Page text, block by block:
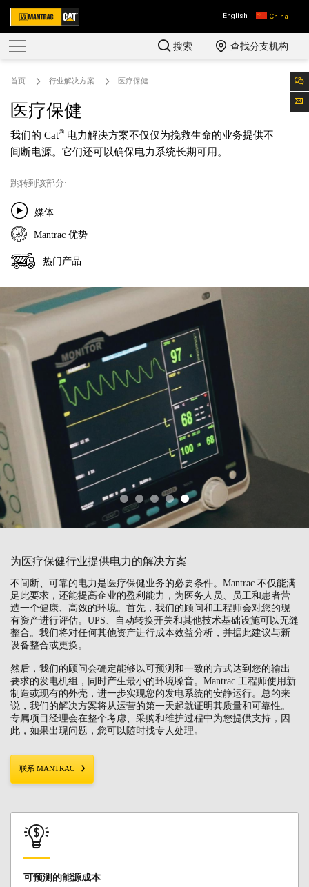
English China
搜索 查找分支机构
首页 行业解决方案 医疗保健
医疗保健
我们的 Cat® 电力解决方案不仅仅为挽救生命的业务提供不
间断电源。它们还可以确保电力系统长期可用。
跳转到该部分:
媒体
Mantrac 优势
热门产品
为医疗保健行业提供电力的解决方案
不间断、可靠的电力是医疗保健业务的必要条件。Mantrac 不仅能满
足此要求，还能提高企业的盈利能力，为医务人员、员工和患者营
造一个健康、高效的环境。首先，我们的顾问和工程师会对您的现
有资产进行评估。UPS、自动转换开关和其他技术基础设施可以无缝
整合。我们将对任何其他资产进行成本效益分析，并据此建议与新
设备整合或更换。
然后，我们的顾问会确定能够以可预测和一致的方式达到您的输出
要求的发电机组，同时产生最小的环境噪音。Mantrac 工程师使用新
制造或现有的外壳，进一步实现您的发电系统的安静运行。总的来
说，我们的解决方案将从运营的第一天起就证明其质量和可靠性。
专属项目经理会在整个考虑、采购和维护过程中为您提供支持，因
此，如果出现问题，您可以随时找专人处理。
联系 MANTRAC
可预测的能源成本